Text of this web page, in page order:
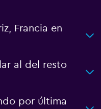
Francia en
al del resto
por última